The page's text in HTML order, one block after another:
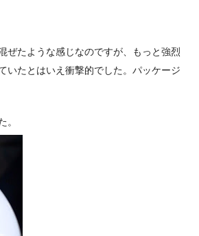
ぜたような感じなのですが、もっと強烈
いたとはいえ衝撃的でした。パッケージ
。